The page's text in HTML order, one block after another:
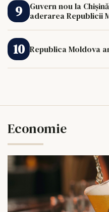
Guvern nou la
aderarea Republicii
Republica Moldova
Economie